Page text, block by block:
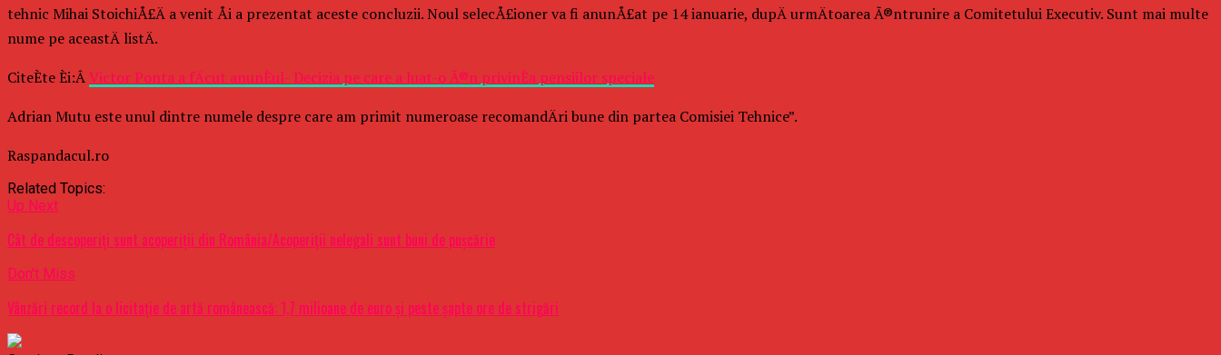
tehnic Mihai StoichiÅ£Ä a venit Åi a prezentat aceste concluzii. Noul selecÅ£ioner va fi anunÅ£at pe 14 ianuarie, dupÄ urmÄtoarea Ã®ntrunire a Comitetului Executiv. Sunt mai multe
nume pe aceastÄ listÄ.
CiteÈte Èi:ÂVictor Ponta a fÄcut anunÈul- Decizia pe care a luat-o Ã®n privinÈa pensiilor speciale
Adrian Mutu este unul dintre numele despre care am primit numeroase recomandÄri bune din partea Comisiei Tehnice”.
Raspandacul.ro
Related Topics:
Up Next
Cât de descoperiți sunt acoperiții din România/Acoperiții nelegali sunt buni de pușcărie
Don't Miss
Vânzări record la o licitaţie de artă românească: 1,7 milioane de euro şi peste şapte ore de strigări